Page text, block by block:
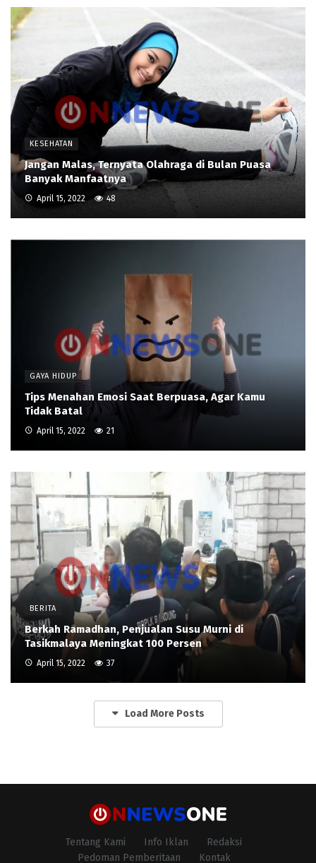
KESEHATAN
Jangan Malas, Ternyata Olahraga di Bulan Puasa
Banyak Manfaatnya
April 15, 2022 48
GAYA HIDUP
Tips Menahan Emosi Saat Berpuasa, Agar Kamu
Tidak Batal
April 15, 2022 21
BERITA
Berkah Ramadhan, Penjualan Susu Murni di
Tasikmalaya Meningkat 100 Persen
April 15, 2022 37
Load More Posts
Tentang Kami Info Iklan
Redaksi
Pedoman Pemberitaan
Kontak